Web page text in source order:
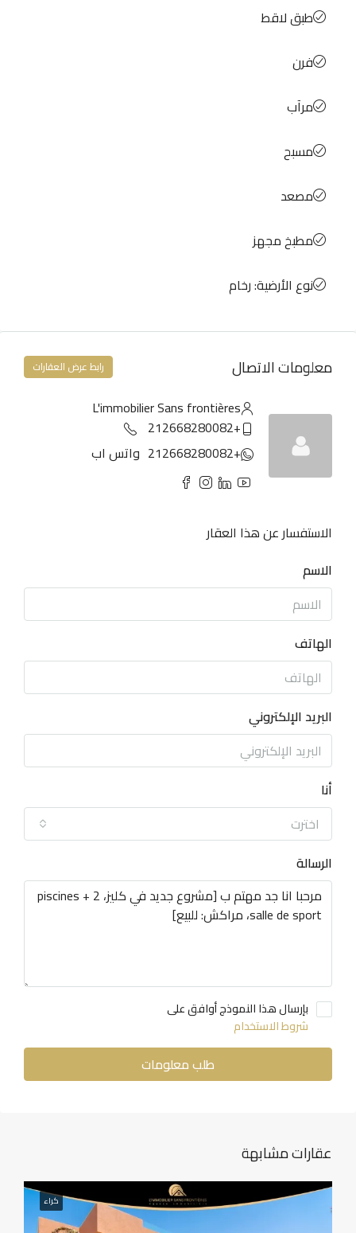
طبق لاقط
فرن
مرآب
مسبح
مصعد
مطبخ مجهز
نوع الأرضية: رخام
معلومات الاتصال رابط عرض العقارات
L'immobilier Sans frontières
+212668280082
+212668280082
واتس اب
الاستفسار عن هذا العقار
الاسم
الهاتف
البريد الإلكتروني
أنا
اخترت
الرسالة
بإرسال هذا النموذج أوافق على
شروط الاستخدام
طلب معلومات
عقارات مشابهة
كراء